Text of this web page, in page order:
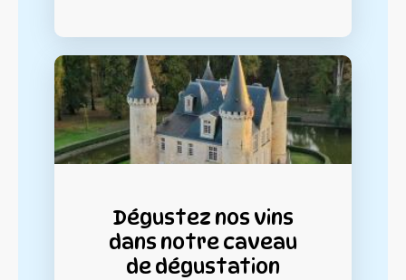
Dégustez nos vins
dans notre caveau
de dégustation